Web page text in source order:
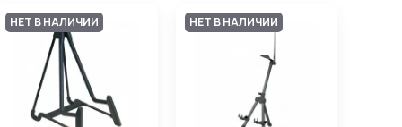
НЕТ В НАЛИЧИИ НЕТ В НАЛИЧИИ